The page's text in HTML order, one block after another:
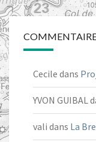
Cecile dans
YVON GUIBAL
vali dans La